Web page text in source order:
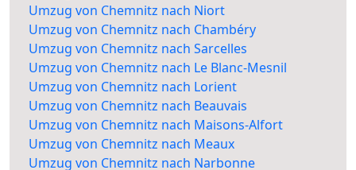
Umzug von Chemnitz nach Niort
Umzug von Chemnitz nach Chambéry
Umzug von Chemnitz nach Sarcelles
Umzug von Chemnitz nach Le Blanc-Mesnil
Umzug von Chemnitz nach Lorient
Umzug von Chemnitz nach Beauvais
Umzug von Chemnitz nach Maisons-Alfort
Umzug von Chemnitz nach Meaux
Umzug von Chemnitz nach Narbonne